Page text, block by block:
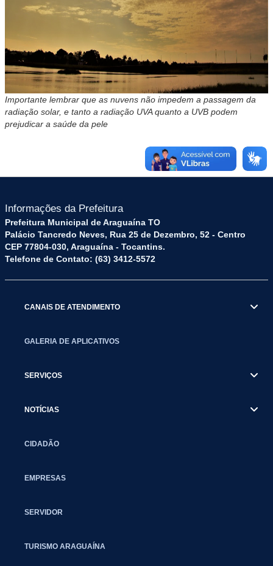
Importante lembrar que as nuvens não impedem a passagem da
radiação solar, e tanto a radiação UVA quanto a UVB podem
prejudicar a saúde da pele
Informações da Prefeitura
Prefeitura Municipal de Araguaína TO
Palácio Tancredo Neves, Rua 25 de Dezembro, 52 - Centro
CEP 77804-030, Araguaína - Tocantins.
Telefone de Contato: (63) 3412-5572
CANAIS DE ATENDIMENTO
GALERIA DE APLICATIVOS
SERVIÇOS
NOTÍCIAS
CIDADÃO
EMPRESAS
SERVIDOR
TURISMO ARAGUAÍNA